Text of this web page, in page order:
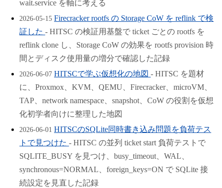
wait.service を軸に考える
2026-05-15 Firecracker rootfs の Storage CoW を reflink で検
証した- HITSC の検証用基盤で ticket ごとの rootfs を
reflink clone し、Storage CoW の効果を rootfs provision 時
間とディスク使用量の増分で確認した記録
2026-06-07 HITSCで学ぶ仮想化の地図- HITSC を題材
に、Proxmox、KVM、QEMU、Firecracker、microVM、
TAP、network namespace、snapshot、CoW の役割を仮想
化初学者向けに整理した地図
2026-06-01 HITSCのSQLite同時書き込み問題を負荷テス
トで見つけた- HITSC の並列 ticket start 負荷テストで
SQLITE_BUSY を見つけ、busy_timeout、WAL、
synchronous=NORMAL、foreign_keys=ON で SQLite 接
続設定を見直した記録